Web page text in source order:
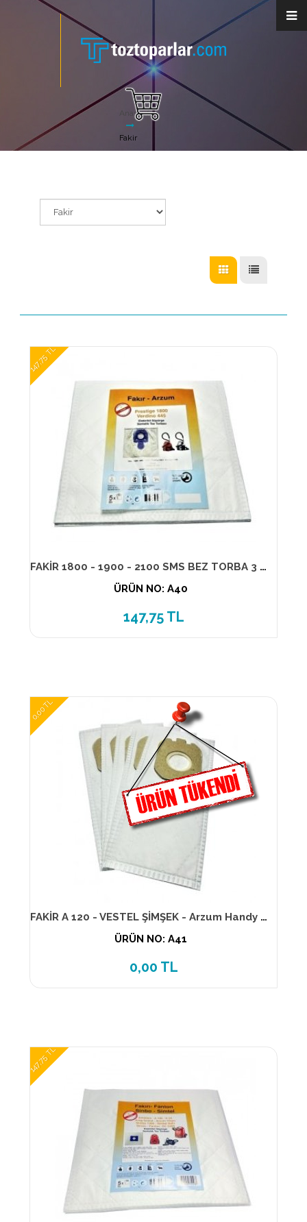
Anasayfa
Fakir
147,75 TL
FAKİR 1800 - 1900 - 2100 SMS BEZ TORBA 3 Katlı (5 Lİ PK)
ÜRÜN NO: A40
147,75 TL
0,00 TL
FAKİR A 120 - VESTEL ŞİMŞEK - Arzum Handy Power SMS BEZ TORBA 3 Katlı (5 Lİ PK)
ÜRÜN NO: A41
0,00 TL
147,75 TL